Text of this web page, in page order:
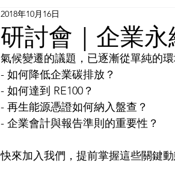
研討會｜企業
2018年10月16日
氣候變遷的議題，已逐漸從單純的
- 如何降低企業碳排放？
- 如何達到 RE100？
- 再生能源憑證如何納入盤查？
- 企業會計與報告準則的重要性？
快來加入我們，提前掌握這些關鍵動